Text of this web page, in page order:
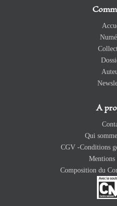
A
Qui
CGV -Conditions
Mentions
Composition du